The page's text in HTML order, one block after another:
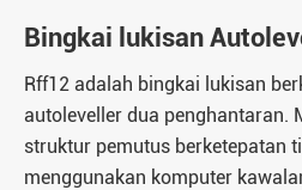
Bingkai lukisan
Rff12 adalah bingkai lukisan
autoleveller dua penghantaran.
struktur pemutus berketepatan
menggunakan komputer